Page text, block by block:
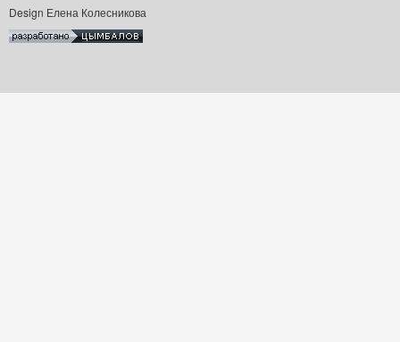
Design Елена Колесникова